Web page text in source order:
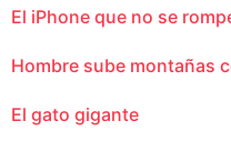
El iPhone que no se
Hombre sube montañas
El gato gigante